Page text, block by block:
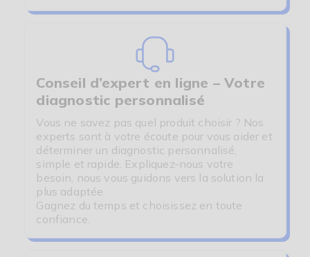
Conseil d’expert en ligne – Votre
diagnostic personnalisé
Vous ne savez pas quel produit choisir ? Nos
experts sont à votre écoute pour vous aider et
déterminer un diagnostic personnalisé,
simple et rapide. Expliquez-nous votre
besoin, nous vous guidons vers la solution la
plus adaptée.
Gagnez du temps et choisissez en toute
confiance.